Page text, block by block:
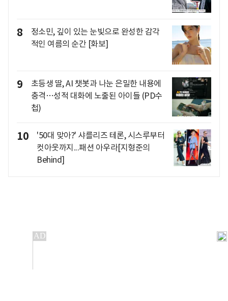
8
정소민, 깊이 있는 눈빛으로 완성한 감각
적인 여름의 순간 [화보]
9
초등생 딸, AI 챗봇과 나눈 은밀한 내용에
충격…성적 대화에 노출된 아이들 (PD수
첩)
10
'50대 맞아?' 샤를리즈 테론, 시스루부터
컷아웃까지...패션 아우라[지형준의
Behind]